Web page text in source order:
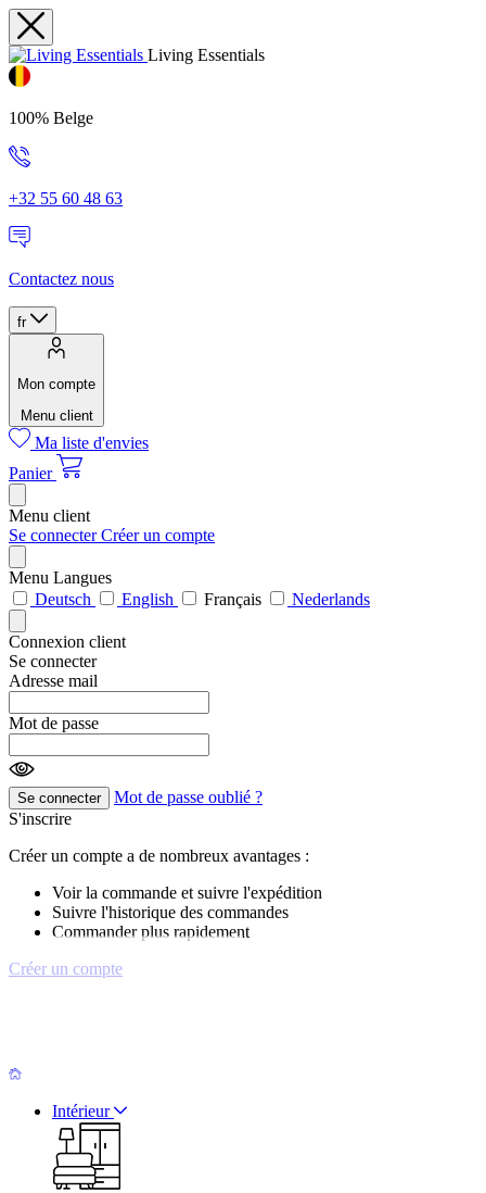
Living Essentials
100% Belge
+32 55 60 48 63
Contactez nous
fr
Mon compte
Menu client
Ma liste d'envies
Panier
Menu client
Se connecterCréer un compte
Menu Langues
Deutsch
English Français Nederlands
Connexion client
Se connecter
Adresse mail
Mot de passe
Se connecter
Mot de passe oublié ?
S'inscrire
Créer un compte a de nombreux avantages :
Voir la commande et suivre l'expédition
Suivre l'historique des commandes
Commander plus rapidement
Créer un compte
Intérieur